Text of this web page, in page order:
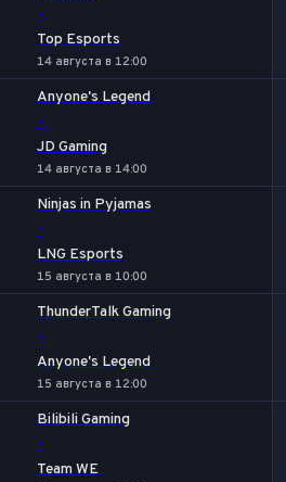
-
Top Esports
14 августа в 12:00
Anyone's Legend
-
JD Gaming
14 августа в 14:00
Ninjas in Pyjamas
-
LNG Esports
15 августа в 10:00
ThunderTalk Gaming
-
Anyone's Legend
15 августа в 12:00
Bilibili Gaming
-
Team WE